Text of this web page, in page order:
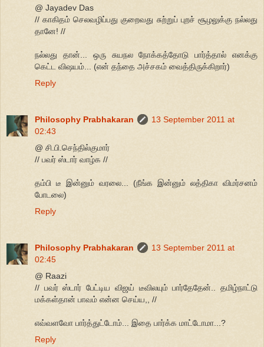
@ Jayadev Das
// காகிதம் செலவழிப்பது குறைவது சுற்றுப் புறச் சூழலுக்கு நல்லது
தானே! //
நல்லது தான்... ஒரு சுயநல நோக்கத்தோடு பார்த்தால் எனக்கு
கெட்ட விஷயம்... (என் தந்தை அச்சகம் வைத்திருக்கிறார்)
Reply
Philosophy Prabhakaran
13 September 2011 at
02:43
@ சி.பி.செந்தில்குமார்
// பவர் ஸ்டார் வாழ்க //
தம்பி டீ இன்னும் வரலை... (நீங்க இன்னும் லத்திகா விமர்சனம்
போடலை)
Reply
Philosophy Prabhakaran
13 September 2011 at
02:45
@ Raazi
// பவர் ஸ்டார் பேட்டிய விஜய் டீவிலயும் பார்தேதேன்.. தமிழ்நாட்டு
மக்கள்தான் பாவம் என்ன செய்ய,, //
எவ்வளவோ பார்த்துட்டோம்... இதை பார்க்க மாட்டோமா...?
Reply